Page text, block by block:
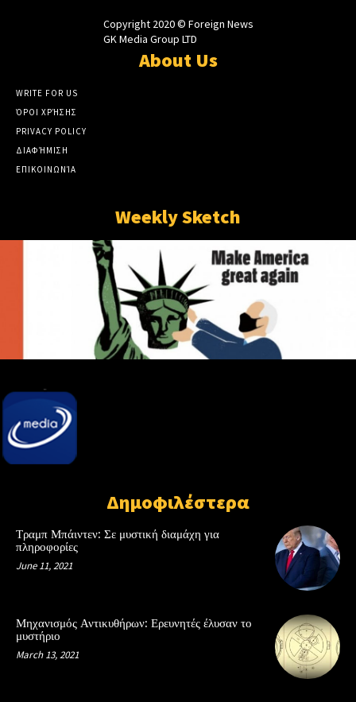
Copyright 2020 © Foreign News
GK Media Group LTD
About Us
WRITE FOR US
ΌΡΟΙ ΧΡΉΣΗΣ
PRIVACY POLICY
ΔΙΑΦΉΜΙΣΗ
ΕΠΙΚΟΙΝΩΝΊΑ
Weekly Sketch
Δημοφιλέστερα
Τραμπ Μπάιντεν: Σε μυστική διαμάχη για
πληροφορίες
June 11, 2021
Μηχανισμός Αντικυθήρων: Ερευνητές έλυσαν το
μυστήριο
March 13, 2021